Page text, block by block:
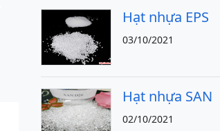
Hạt nhựa EPS
03/10/2021
Hạt nhựa SAN
02/10/2021